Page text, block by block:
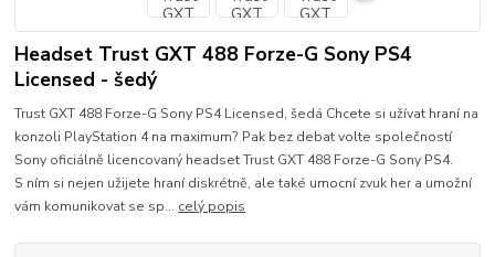
Headset Trust GXT 488 Forze-G Sony PS4
Licensed - šedý
Trust GXT 488 Forze-G Sony PS4 Licensed, šedá Chcete si užívat hraní na
konzoli PlayStation 4 na maximum? Pak bez debat volte společností
Sony oficiálně licencovaný headset Trust GXT 488 Forze-G Sony PS4.
S ním si nejen užijete hraní diskrétně, ale také umocní zvuk her a umožní
vám komunikovat se sp... celý popis